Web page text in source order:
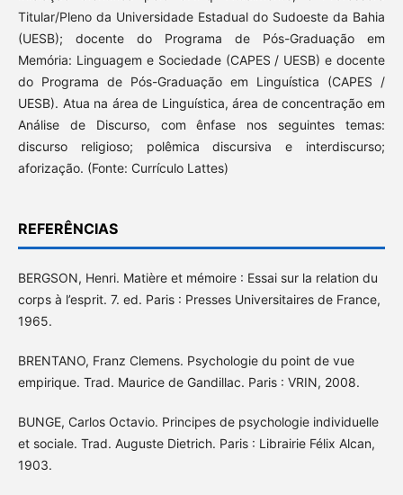
Titular/Pleno da Universidade Estadual do Sudoeste da Bahia
(UESB); docente do Programa de Pós-Graduação em
Memória: Linguagem e Sociedade (CAPES / UESB) e docente
do Programa de Pós-Graduação em Linguística (CAPES /
UESB). Atua na área de Linguística, área de concentração em
Análise de Discurso, com ênfase nos seguintes temas:
discurso religioso; polêmica discursiva e interdiscurso;
aforização. (Fonte: Currículo Lattes)
REFERÊNCIAS
BERGSON, Henri. Matière et mémoire : Essai sur la relation du
corps à l’esprit. 7. ed. Paris : Presses Universitaires de France,
1965.
BRENTANO, Franz Clemens. Psychologie du point de vue
empirique. Trad. Maurice de Gandillac. Paris : VRIN, 2008.
BUNGE, Carlos Octavio. Principes de psychologie individuelle
et sociale. Trad. Auguste Dietrich. Paris : Librairie Félix Alcan,
1903.